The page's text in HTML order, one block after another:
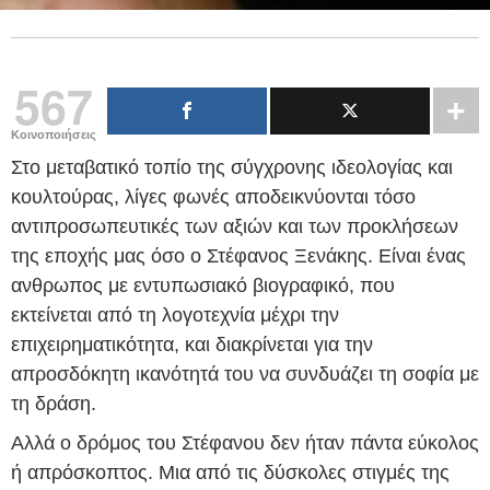
567
Κοινοποιήσεις
Στο μεταβατικό τοπίο της σύγχρονης ιδεολογίας και
κουλτούρας, λίγες φωνές αποδεικνύονται τόσο
αντιπροσωπευτικές των αξιών και των προκλήσεων
της εποχής μας όσο ο Στέφανος Ξενάκης. Είναι ένας
ανθρωπος με εντυπωσιακό βιογραφικό, που
εκτείνεται από τη λογοτεχνία μέχρι την
επιχειρηματικότητα, και διακρίνεται για την
απροσδόκητη ικανότητά του να συνδυάζει τη σοφία με
τη δράση.
Αλλά ο δρόμος του Στέφανου δεν ήταν πάντα εύκολος
ή απρόσκοπτος. Μια από τις δύσκολες στιγμές της